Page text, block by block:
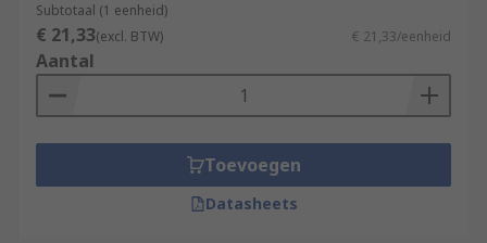
Subtotaal (1 eenheid)
€ 21,33(excl. BTW) € 21,33/eenheid
Aantal
Toevoegen
Datasheets